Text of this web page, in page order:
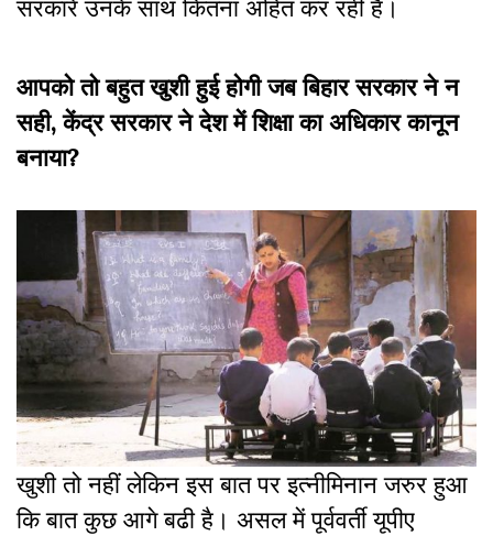
सरकारें उनके साथ कितना अहित कर रही हैं।
आपको तो बहुत खुशी हुई होगी जब बिहार सरकार ने न
सही,केंद्र सरकार ने देश में शिक्षा का अधिकार कानून
बनाया?
खुशी तो नहीं लेकिन इस बात पर इत्नीमिनान जरुर हुआ
कि बात कुछ आगे बढी है। असल में पूर्ववर्ती यूपीए